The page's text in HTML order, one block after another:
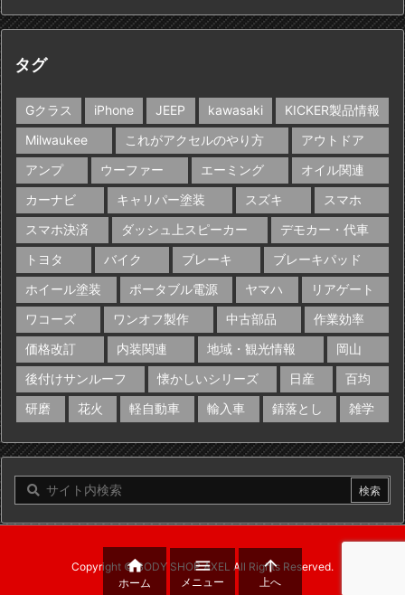
タグ
Gクラス iPhone JEEP kawasaki
KICKER製品情報
Milwaukee
これがアクセルのやり方
アウトドア
アンプ
ウーファー エーミング
オイル関連
カーナビ
キャリパー塗装 スズキ
スマホ
スマホ決済
ダッシュ上スピーカー
デモカー・代車
トヨタ
バイク ブレーキ
ブレーキパッド
ホイール塗装
ポータブル電源 ヤマハ
リアゲート
ワコーズ
ワンオフ製作 中古部品
作業効率
価格改訂
内装関連 地域・観光情報
岡山
後付けサンルーフ
懐かしいシリーズ 日産
百均
研磨
花火 軽自動車 輸入車 錆落とし 雑学
Copyright ©BODY SHOP AXEL All Rights Reserved.

ホーム

メニュー

上へ